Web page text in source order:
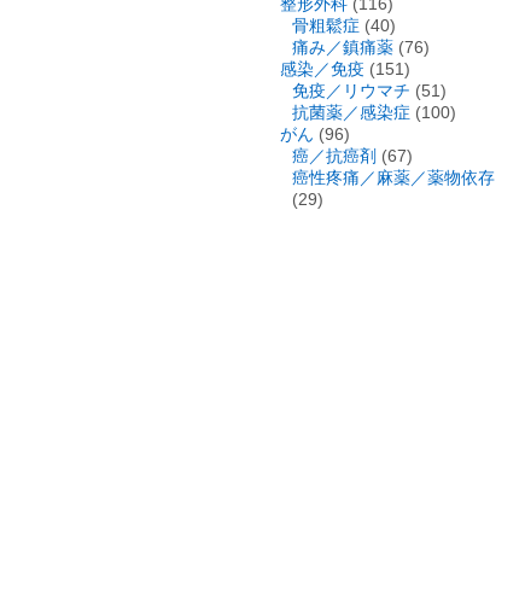
骨粗鬆症 (40)
痛み／鎮痛薬 (76)
感染／免疫 (151)
免疫／リウマチ (51)
抗菌薬／感染症 (100)
がん (96)
癌／抗癌剤 (67)
癌性疼痛／麻薬／薬物依存
(29)